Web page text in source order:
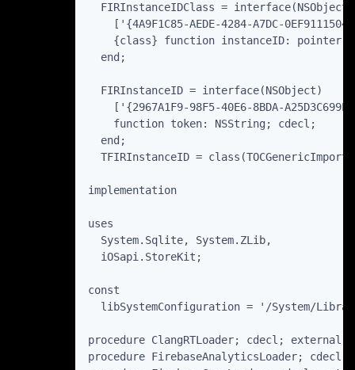
FIRInstanceIDClass =
['{4A9F1C85-AEDE-4284-A7DC-
{class} function instanceID: pointer;
  end;
  FIRInstanceID = interface(NSObject)
['{2967A1F9-98F5-40E6-8BDA-
    function token: NSString; cdecl;
  end;
TFIRInstanceID =
implementation
uses
  System.Sqlite, System.ZLib,
  iOSapi.StoreKit;
const
libSystemConfiguration = '/System/
procedure ClangRTLoader; cdecl;
procedure FirebaseAnalyticsLoader;